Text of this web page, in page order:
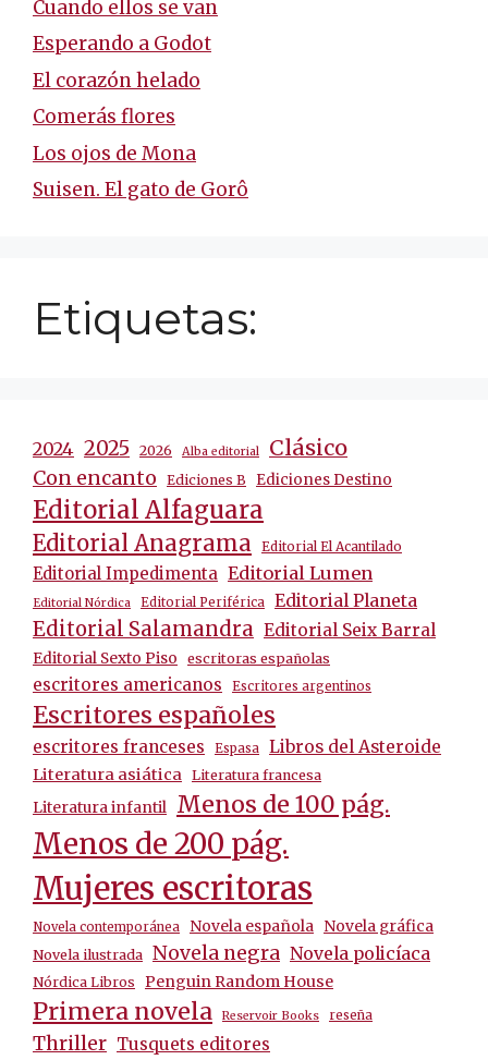
Cuando ellos se van
Esperando a Godot
El corazón helado
Comerás flores
Los ojos de Mona
Suisen. El gato de Gorô
Etiquetas:
2024 2025 2026 Alba editorial Clásico
Con encanto Ediciones B Ediciones Destino
Editorial Alfaguara
Editorial Anagrama Editorial El Acantilado
Editorial Impedimenta Editorial Lumen
Editorial Nórdica Editorial Periférica Editorial Planeta
Editorial Salamandra Editorial Seix Barral
Editorial Sexto Piso escritoras españolas
escritores americanos Escritores argentinos
Escritores españoles
escritores franceses Espasa Libros del Asteroide
Literatura asiática Literatura francesa
Literatura infantil Menos de 100 pág.
Menos de 200 pág.
Mujeres escritoras
Novela contemporánea Novela española Novela gráfica
Novela ilustrada Novela negra Novela policíaca
Nórdica Libros Penguin Random House
Primera novela Reservoir Books reseña
Thriller Tusquets editores